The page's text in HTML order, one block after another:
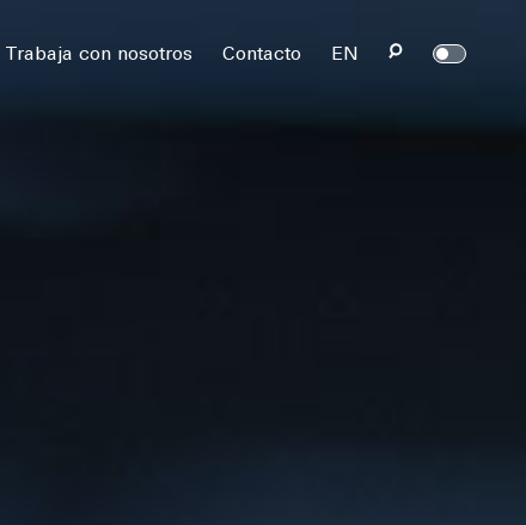
Trabaja con nosotros Contacto EN